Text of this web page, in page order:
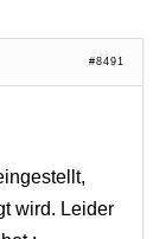
#8491
wird. Leider